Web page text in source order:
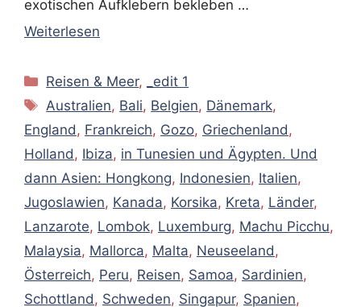
exotischen Aufklebern bekleben …
Weiterlesen
Kategorien
Reisen & Meer,
_edit 1
Schlagwörter
Australien, Bali, Belgien, Dänemark,
England, Frankreich, Gozo, Griechenland,
Holland, Ibiza, in Tunesien und Ägypten. Und
dann Asien: Hongkong, Indonesien, Italien,
Jugoslawien, Kanada, Korsika, Kreta, Länder,
Lanzarote, Lombok, Luxemburg, Machu Picchu,
Malaysia, Mallorca, Malta, Neuseeland,
Österreich, Peru, Reisen, Samoa, Sardinien,
Schottland, Schweden, Singapur, Spanien,